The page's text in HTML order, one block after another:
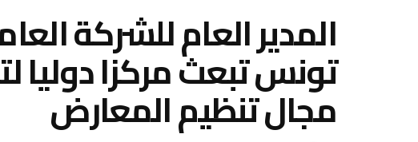
المدير العام للشركة
تونس تبعث مركزا دوليا
مجال تنظيم المعارض